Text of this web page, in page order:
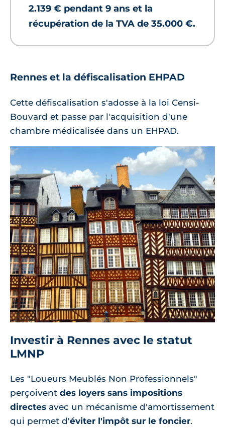
2.139 € pendant 9 ans et la
récupération de la TVA de 35.000 €.
Rennes et la défiscalisation EHPAD
Cette défiscalisation s'adosse à la loi Censi-
Bouvard et passe par l'acquisition d'une
chambre médicalisée dans un EHPAD.
Investir à Rennes avec le statut
LMNP
Les "Loueurs Meublés Non Professionnels"
perçoivent des loyers sans impositions
directes avec un mécanisme d'amortissement
qui permet d'éviter l'impôt sur le foncier.